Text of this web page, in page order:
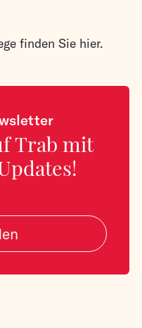
finden Sie hier.
Trab mit